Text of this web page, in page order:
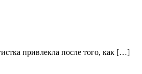
привлекла после того, как […]